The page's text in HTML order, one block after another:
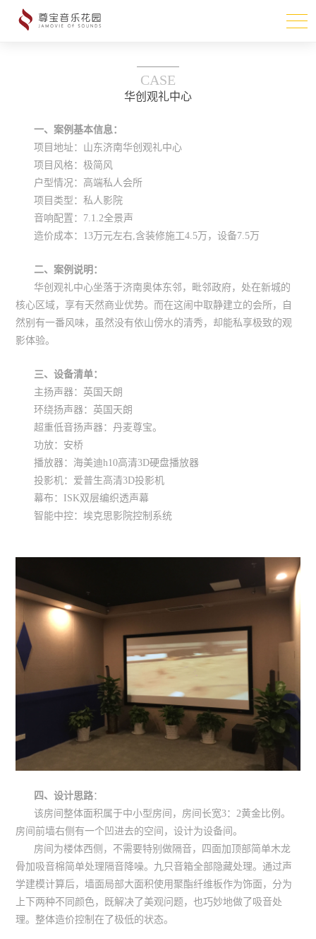
CASE
华创观礼中心
一、案例基本信息：
项目地址：山东济南华创观礼中心
项目风格：极简风
户型情况：高端私人会所
项目类型：私人影院
音响配置：7.1.2全景声
造价成本：13万元左右,含装修施工4.5万，设备7.5万
二、案例说明：
华创观礼中心坐落于济南奥体东邻，毗邻政府，处在新城的
核心区域，享有天然商业优势。而在这闹中取静建立的会所，自
然别有一番风味，虽然没有依山傍水的清秀，却能私享极致的观
影体验。
三、设备清单：
主扬声器：英国天朗
环绕扬声器：英国天朗
超重低音扬声器：丹麦尊宝。
功放：安桥
播放器：海美迪h10高清3D硬盘播放器
投影机：爱普生高清3D投影机
幕布：ISK双层编织透声幕
智能中控：埃克思影院控制系统
四、设计思路：
该房间整体面积属于中小型房间，房间长宽3：2黄金比例。
房间前墙右侧有一个凹进去的空间，设计为设备间。
房间为楼体西侧，不需要特别做隔音，四面加顶部简单木龙
骨加吸音棉简单处理隔音降噪。九只音箱全部隐藏处理。通过声
学建模计算后，墙面局部大面积使用聚酯纤维板作为饰面，分为
上下两种不同颜色，既解决了美观问题，也巧妙地做了吸音处
理。整体造价控制在了极低的状态。